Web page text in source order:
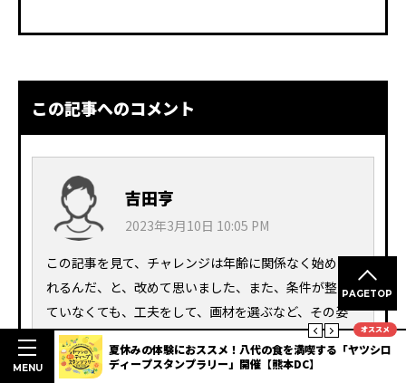
この記事へのコメント
吉田亨
2023年3月10日 10:05 PM
この記事を見て、チャレンジは年齢に関係なく始めら
れるんだ、と、改めて思いました、また、条件が整っ
ていなくても、工夫をして、画材を選ぶなど、その姿
勢は凄いと思います。
返信
PAGETOP
オススメ
ツシロ
【2026年最新】夏の天草を満喫！さざ波フェスタ＆天草ほ
んどハイヤ祭り花火大会と周辺の絶景展望スポット
MENU